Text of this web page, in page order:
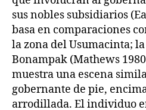
sus nobles subsidiarios
basa en comparaciones
la zona del Usumacinta; la
Bonampak (Mathews
muestra una escena
gobernante de pie,
arrodillada. El individuo